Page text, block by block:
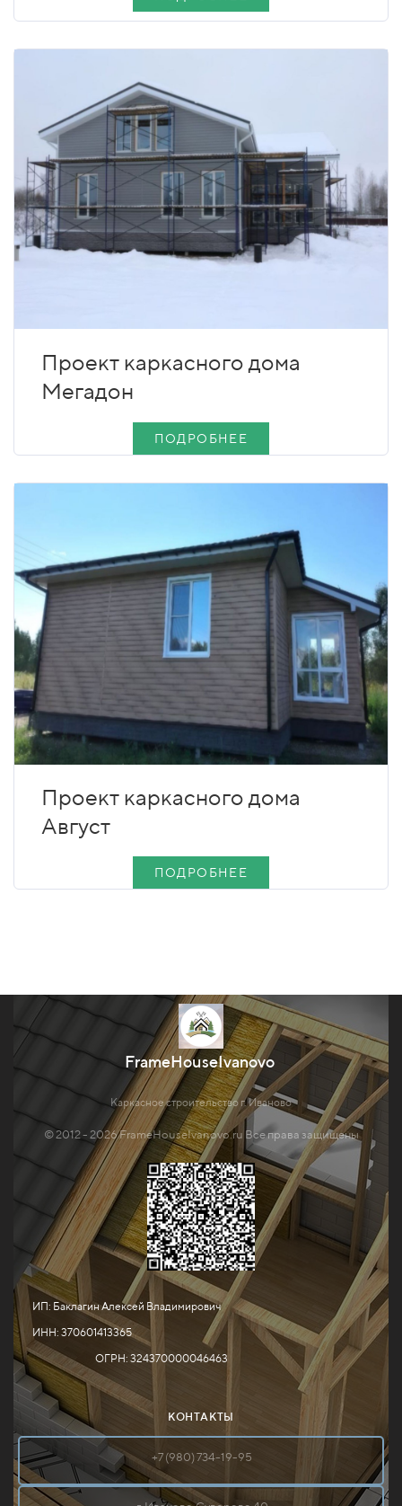
Проект каркасного дома
Мегадон
ПОДРОБНЕЕ
Проект каркасного дома
Август
ПОДРОБНЕЕ
FrameHouseIvanovo
Каркасное строительство г. Иваново
© 2012 - 2026 FrameHouseIvanovo.ru Все права защищены
ИП: Баклагин Алексей Владимирович
ИНН: 370601413365
ОГРН: 324370000046463
КОНТАКТЫ
+7 (980) 734-19-95